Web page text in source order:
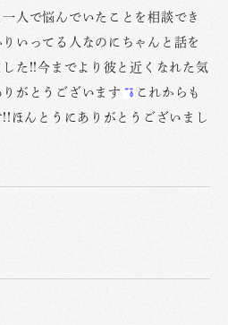
人で悩んでいたことを相談でき
いってる人なのにちゃんと話を
た!!今までより彼と近くなれた気
がとうございます
これからも
ほんとうにありがとうございまし